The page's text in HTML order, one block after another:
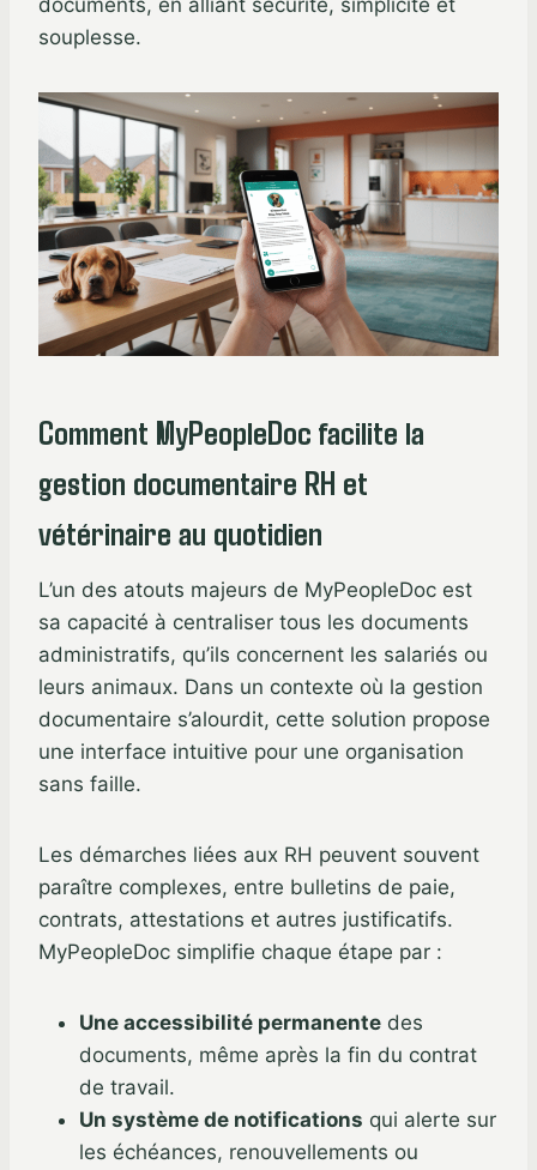
documents, en alliant sécurité, simplicité et
souplesse.
Comment MyPeopleDoc facilite la
gestion documentaire RH et
vétérinaire au quotidien
L’un des atouts majeurs de MyPeopleDoc est
sa capacité à centraliser tous les documents
administratifs, qu’ils concernent les salariés ou
leurs animaux. Dans un contexte où la gestion
documentaire s’alourdit, cette solution propose
une interface intuitive pour une organisation
sans faille.
Les démarches liées aux RH peuvent souvent
paraître complexes, entre bulletins de paie,
contrats, attestations et autres justificatifs.
MyPeopleDoc simplifie chaque étape par :
Une accessibilité permanente des
documents, même après la fin du contrat
de travail.
Un système de notifications qui alerte sur
les échéances, renouvellements ou